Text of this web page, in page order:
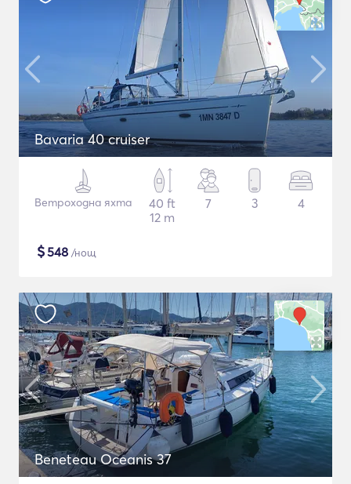
Bavaria 40 cruiser
Ветроходна яхта
40 ft
12 m
7 3 4
$548 /нощ
Beneteau Oceanis 37